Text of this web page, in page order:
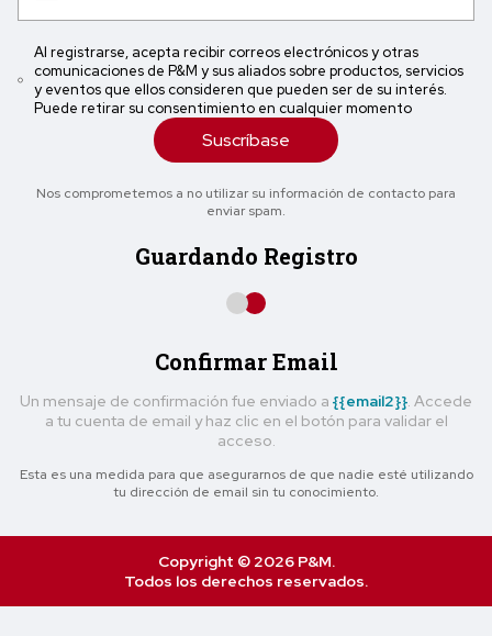
Al registrarse, acepta recibir correos electrónicos y otras
comunicaciones de P&M y sus aliados sobre productos, servicios
y eventos que ellos consideren que pueden ser de su interés.
Puede retirar su consentimiento en cualquier momento
Suscríbase
Nos comprometemos a no utilizar su información de contacto para
enviar spam.
Guardando Registro
Confirmar Email
Un mensaje de confirmación fue enviado a {{email2}} . Accede
a tu cuenta de email y haz clic en el botón para validar el
acceso.
Esta es una medida para que asegurarnos de que nadie esté utilizando
tu dirección de email sin tu conocimiento.
Copyright © 2026 P&M.
Todos los derechos reservados.